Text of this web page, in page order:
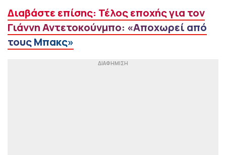
Διαβάστε επίσης: Τέλος εποχής για τον
Γιάννη Αντετοκούνμπο: «Αποχωρεί από
τους Μπακς»